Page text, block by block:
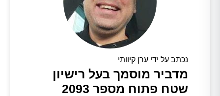
נכתב על ידי ערן קיוותי
מדביר מוסמך בעל רישיון
שטח פתוח מספר 2093